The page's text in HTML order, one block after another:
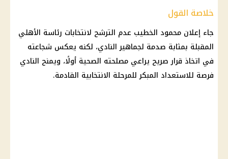
خلاصة القول
جاء إعلان محمود الخطيب عدم الترشح لانتخابات رئاسة الأهلي
المقبلة بمثابة صدمة لجماهير النادي، لكنه يعكس شجاعته
في اتخاذ قرار صريح يراعي مصلحته الصحية أولًا، ويمنح النادي
فرصة للاستعداد المبكر للمرحلة الانتخابية القادمة.